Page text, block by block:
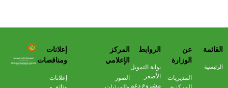
وزارة تمكين الشباب والرياضة والخدمة المدنية
إعلانات
ومناقصات
إعلانات
المركز
الإعلامي
الصور
الروابط
بوابة التمويل
الأصغر
مشروع دعم
عن
الوزارة
المديريات
القائمة
الرئيسية